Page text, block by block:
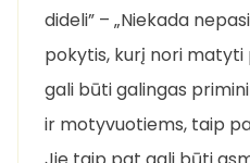
dideli” – „Niekada
pokytis, kurį nori matyti
gali būti galingas
ir motyvuotiems, taip